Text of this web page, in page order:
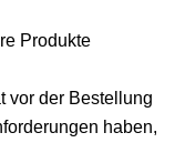
Produkte
vor der Bestellung
haben,